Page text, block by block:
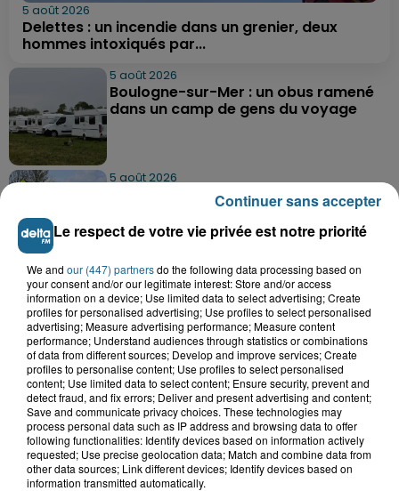
5 août 2026
Delettes : un incendie dans un grenier, deux
hommes intoxiqués par...
5 août 2026
Boulogne-sur-Mer : un obus ramené
dans un camp de gens du voyage
5 août 2026
Berck : une fillette de 5 ans percutée
par une voiture
5 août 2026
Bergues : le feu d'artifice du 15-Août
annulé en raison de la...
5 août 2026
Canicule : les Ehpad en première ligne
pour protéger leurs résidents
Le respect de votre vie privée est notre priorité
We and our (447) partnersdo the following data processing based on
your consent and/or our legitimate interest: Store and/or access
information on a device; Use limited data to select advertising; Create
profiles for personalised advertising; Use profiles to select personalised
advertising; Measure advertising performance; Measure content
performance; Understand audiences through statistics or combinations
of data from different sources; Develop and improve services; Create
profiles to personalise content; Use profiles to select personalised
content; Use limited data to select content; Ensure security, prevent and
detect fraud, and fix errors; Deliver and present advertising and content;
Save and communicate privacy choices. These technologies may
process personal data such as IP address and browsing data to offer
following functionalities: Identify devices based on information actively
requested; Use precise geolocation data; Match and combine data from
other data sources; Link different devices; Identify devices based on
information transmitted automatically.
Continuer sans accepter